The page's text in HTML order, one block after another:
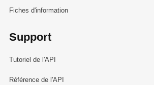
Fiches d'information
Support
Tutoriel de l'API
Référence de l'API